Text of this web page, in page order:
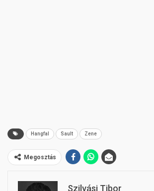
Hangfal Sault Zene
Megosztás
Szilvási Tibor